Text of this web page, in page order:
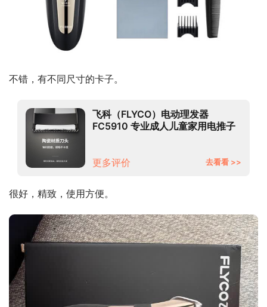
不错，有不同尺寸的卡子。
飞科（FLYCO）电动理发器
FC5910 专业成人儿童家用电推子
更多评价
去看看 >>
很好，精致，使用方便。